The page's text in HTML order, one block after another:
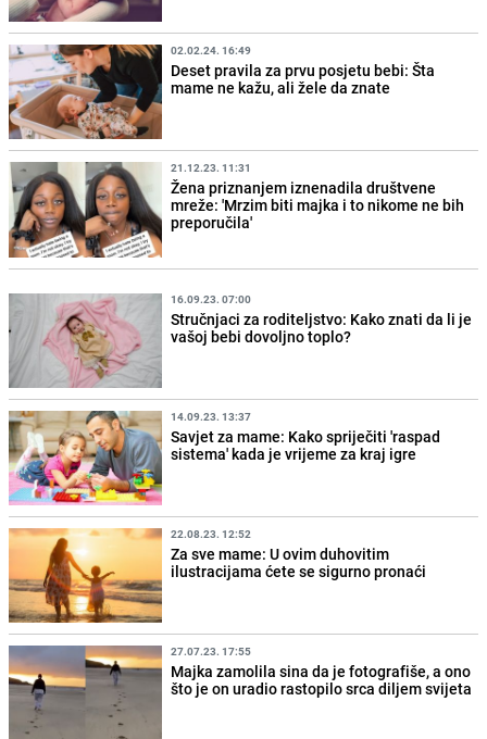
02.02.24. 16:49
Deset pravila za prvu posjetu bebi: Šta
mame ne kažu, ali žele da znate
21.12.23. 11:31
Žena priznanjem iznenadila društvene
mreže: 'Mrzim biti majka i to nikome ne bih
preporučila'
16.09.23. 07:00
Stručnjaci za roditeljstvo: Kako znati da li je
vašoj bebi dovoljno toplo?
14.09.23. 13:37
Savjet za mame: Kako spriječiti 'raspad
sistema' kada je vrijeme za kraj igre
22.08.23. 12:52
Za sve mame: U ovim duhovitim
ilustracijama ćete se sigurno pronaći
27.07.23. 17:55
Majka zamolila sina da je fotografiše, a ono
što je on uradio rastopilo srca diljem svijeta